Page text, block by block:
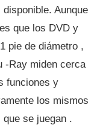
Aunque
que los DVD y
pie de diámetro ,
-Ray miden cerca
funciones y
los mismos
se juegan .